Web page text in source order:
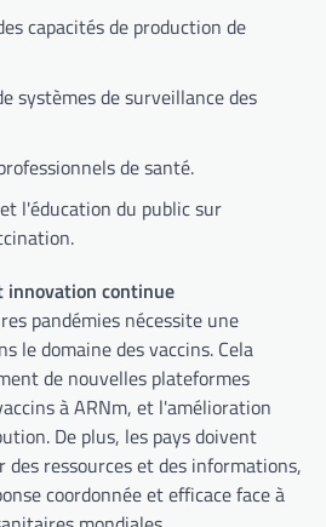
capacités de production de
systèmes de surveillance des
de santé.
l'éducation du public sur
innovation continue
pandémies nécessite une
le domaine des vaccins. Cela
de nouvelles plateformes
à ARNm, et l'amélioration
De plus, les pays doivent
ressources et des informations,
coordonnée et efficace face à